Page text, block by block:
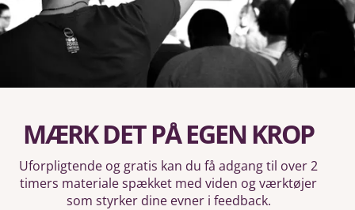
MÆRK DET PÅ EGEN KROP
Uforpligtende og gratis kan du få adgang til over 2
timers materiale spækket med viden og værktøjer
som styrker dine evner i feedback.